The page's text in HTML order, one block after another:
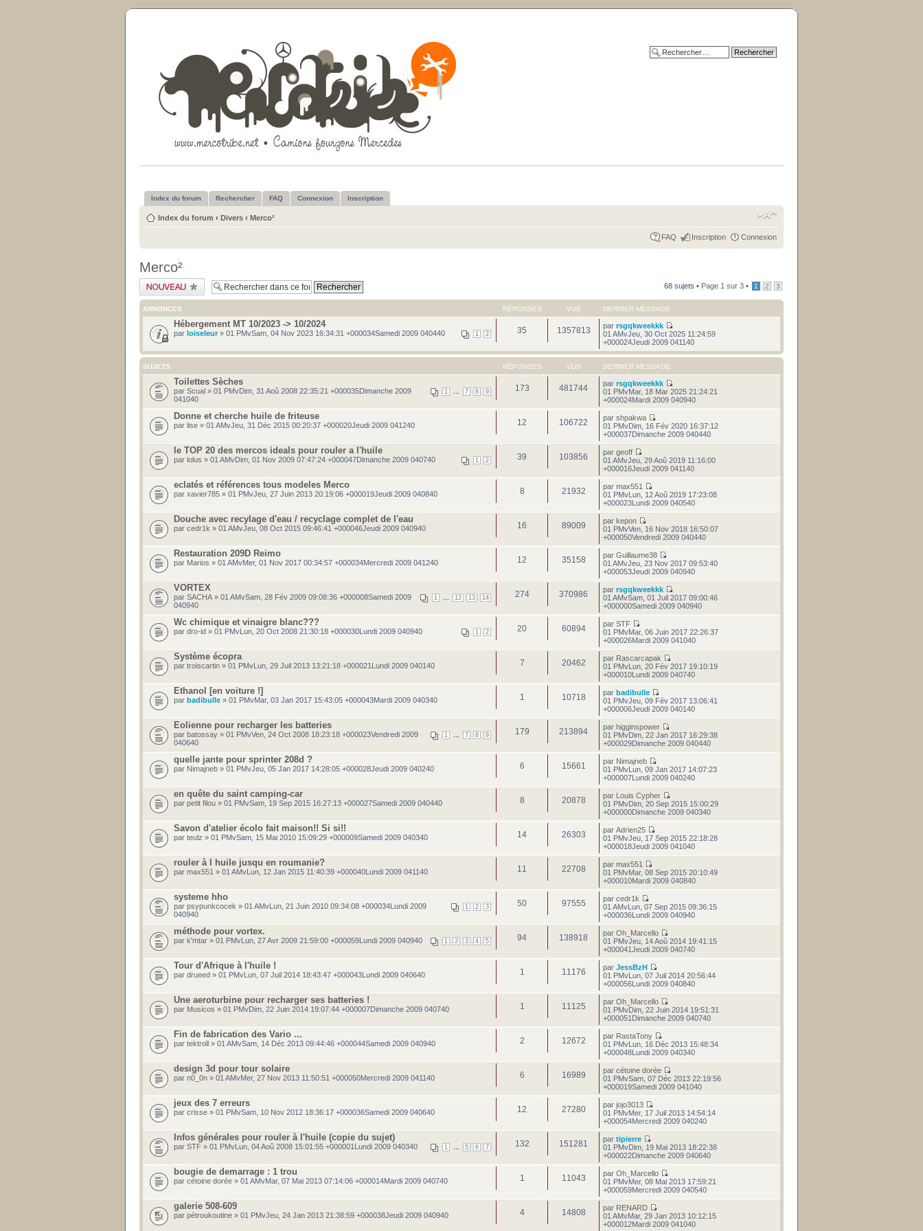
Index du forum Rechercher FAQ Connexion Inscription
Index du forum ‹ Divers ‹ Merco²
FAQ Inscription Connexion
Merco²
Publier un nouveau
sujet
68 sujets • Page 1 sur 3 • 1 2 3
ANNONCES RÉPONSES VUS DERNIER MESSAGE
Hébergement MT 10/2023 -> 10/2024
1 2
par loiseleur» 01 PMvSam, 04 Nov 2023 16:34:31 +000034Samedi 2009 040440 35 1357813 parrsgqkweekkk
01 AMvJeu, 30 Oct 2025 11:24:59
+000024Jeudi 2009 041140
SUJETS RÉPONSES VUS DERNIER MESSAGE
Toilettes Sèches
1 7 8 9
par Scual » 01 PMvDim, 31 Aoû 2008 22:35:21 +000035Dimanche 2009
041040
173 481744 parrsgqkweekkk
01 PMvMar, 18 Mar 2025 21:24:21
+000024Mardi 2009 040940
Donne et cherche huile de friteuse
par lise » 01 AMvJeu, 31 Déc 2015 00:20:37 +000020Jeudi 2009 041240 12 106722 parshpakwa
01 PMvDim, 16 Fév 2020 16:37:12
+000037Dimanche 2009 040440
le TOP 20 des mercos ideals pour rouler a l'huile
1 2
par lolus » 01 AMvDim, 01 Nov 2009 07:47:24 +000047Dimanche 2009 040740 39 103856 pargeoff
01 AMvJeu, 29 Aoû 2019 11:16:00
+000016Jeudi 2009 041140
eclatés et références tous modeles Merco
par xavier785 » 01 PMvJeu, 27 Juin 2013 20:19:06 +000019Jeudi 2009 040840 8 21932 parmax551
01 PMvLun, 12 Aoû 2019 17:23:08
+000023Lundi 2009 040540
Douche avec recylage d'eau / recyclage complet de l'eau
par cedr1k » 01 AMvJeu, 08 Oct 2015 09:46:41 +000046Jeudi 2009 040940 16 89009 parkepon
01 PMvVen, 16 Nov 2018 16:50:07
+000050Vendredi 2009 040440
Restauration 209D Reimo
par Marios » 01 AMvMer, 01 Nov 2017 00:34:57 +000034Mercredi 2009 041240 12 35158 parGuillaume38
01 AMvJeu, 23 Nov 2017 09:53:40
+000053Jeudi 2009 040940
VORTEX
1 12 13 14
par SACHA » 01 AMvSam, 28 Fév 2009 09:08:36 +000008Samedi 2009
040940
274 370986 parrsgqkweekkk
01 AMvSam, 01 Juil 2017 09:00:46
+000000Samedi 2009 040940
Wc chimique et vinaigre blanc???
1 2
par dro-id » 01 PMvLun, 20 Oct 2008 21:30:18 +000030Lundi 2009 040940 20 60894 parSTF
01 PMvMar, 06 Juin 2017 22:26:37
+000026Mardi 2009 041040
Système écopra
par troiscartin » 01 PMvLun, 29 Juil 2013 13:21:18 +000021Lundi 2009 040140 7 20462 par Rascarcapak
01 PMvLun, 20 Fév 2017 19:10:19
+000010Lundi 2009 040740
Ethanol [en voiture !]
par badibulle » 01 PMvMar, 03 Jan 2017 15:43:05 +000043Mardi 2009 040340 1 10718 parbadibulle
01 PMvJeu, 09 Fév 2017 13:06:41
+000006Jeudi 2009 040140
Eolienne pour recharger les batteries
1 7 8 9
par batossay » 01 PMvVen, 24 Oct 2008 18:23:18 +000023Vendredi 2009
040640
179 213894 parhigginspower
01 PMvDim, 22 Jan 2017 16:29:38
+000029Dimanche 2009 040440
quelle jante pour sprinter 208d ?
par Nimajneb » 01 PMvJeu, 05 Jan 2017 14:28:05 +000028Jeudi 2009 040240 6 15661 par Nimajneb
01 PMvLun, 09 Jan 2017 14:07:23
+000007Lundi 2009 040240
en quête du saint camping-car
par petit filou » 01 PMvSam, 19 Sep 2015 16:27:13 +000027Samedi 2009 040440 8 20878 par Louis Cypher
01 PMvDim, 20 Sep 2015 15:00:29
+000000Dimanche 2009 040340
Savon d'atelier écolo fait maison!! Si si!!
par teulz » 01 PMvSam, 15 Mai 2010 15:09:29 +000009Samedi 2009 040340 14 26303 parAdrien25
01 PMvJeu, 17 Sep 2015 22:18:28
+000018Jeudi 2009 041040
rouler à l huile jusqu en roumanie?
par max551 » 01 AMvLun, 12 Jan 2015 11:40:39 +000040Lundi 2009 041140 11 22708 parmax551
01 PMvMar, 08 Sep 2015 20:10:49
+000010Mardi 2009 040840
systeme hho
1 2 3
par psypunkcocek » 01 AMvLun, 21 Juin 2010 09:34:08 +000034Lundi 2009
040940
50 97555 parcedr1k
01 AMvLun, 07 Sep 2015 09:36:15
+000036Lundi 2009 040940
méthode pour vortex.
1 2 3 4 5
par k'mtar » 01 PMvLun, 27 Avr 2009 21:59:00 +000059Lundi 2009 040940 94 138918 parOh_Marcello
01 PMvJeu, 14 Aoû 2014 19:41:15
+000041Jeudi 2009 040740
Tour d'Afrique à l'huile !
par drueed » 01 PMvLun, 07 Juil 2014 18:43:47 +000043Lundi 2009 040640 1 11176 parJessBzH
01 PMvLun, 07 Juil 2014 20:56:44
+000056Lundi 2009 040840
Une aeroturbine pour recharger ses batteries !
par Musicos » 01 PMvDim, 22 Juin 2014 19:07:44 +000007Dimanche 2009 040740 1 11125 parOh_Marcello
01 PMvDim, 22 Juin 2014 19:51:31
+000051Dimanche 2009 040740
Fin de fabrication des Vario ...
par tektroll » 01 AMvSam, 14 Déc 2013 09:44:46 +000044Samedi 2009 040940 2 12672 par RastaTony
01 PMvLun, 16 Déc 2013 15:48:34
+000048Lundi 2009 040340
design 3d pour tour solaire
par n0_0n » 01 AMvMer, 27 Nov 2013 11:50:51 +000050Mercredi 2009 041140 6 16989 parcétoine dorée
01 PMvSam, 07 Déc 2013 22:19:56
+000019Samedi 2009 041040
jeux des 7 erreurs
par crisse » 01 PMvSam, 10 Nov 2012 18:36:17 +000036Samedi 2009 040640 12 27280 parjojo3013
01 PMvMer, 17 Juil 2013 14:54:14
+000054Mercredi 2009 040240
Infos générales pour rouler à l'huile (copie du sujet)
1 5 6 7
par STF » 01 PMvLun, 04 Aoû 2008 15:01:55 +000001Lundi 2009 040340 132 151281 partipierre
01 PMvDim, 19 Mai 2013 18:22:38
+000022Dimanche 2009 040640
bougie de demarrage : 1 trou
par cétoine dorée » 01 AMvMar, 07 Mai 2013 07:14:06 +000014Mardi 2009 040740 1 11043 parOh_Marcello
01 PMvMer, 08 Mai 2013 17:59:21
+000059Mercredi 2009 040540
galerie 508-609
par pétroukoutine » 01 PMvJeu, 24 Jan 2013 21:38:59 +000038Jeudi 2009 040940 4 14808 par RENARD
01 AMvMar, 29 Jan 2013 10:12:15
+000012Mardi 2009 041040